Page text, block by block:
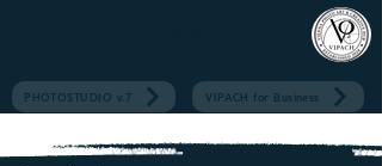
PHOTOSTUDIO v.7 VIPACH for Business